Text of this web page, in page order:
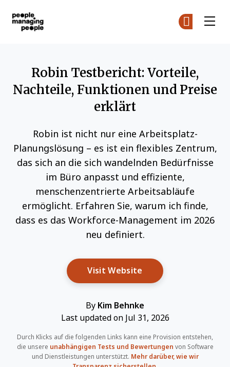
Robin Testbericht: Vorteile,
Nachteile, Funktionen und Preise
erklärt
Robin ist nicht nur eine Arbeitsplatz-
Planungslösung – es ist ein flexibles Zentrum,
das sich an die sich wandelnden Bedürfnisse
im Büro anpasst und effiziente,
menschenzentrierte Arbeitsabläufe
ermöglicht. Erfahren Sie, warum ich finde,
dass es das Workforce-Management im 2026
neu definiert.
Visit Website Opens New Window
By Kim Behnke
Last updated on Jul 31, 2026
Durch Klicks auf die folgenden Links kann eine Provision entstehen,
die unsere unabhängigen Tests und Bewertungen von Software
und Dienstleistungen unterstützt. Mehr darüber, wie wir